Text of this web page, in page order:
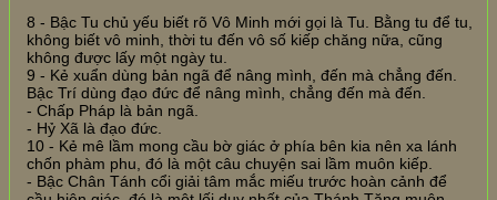
8 - Bậc Tu chủ yếu biết rõ Vô Minh mới gọi là Tu. Bằng tu để tu,
không biết vô minh, thời tu đến vô số kiếp chăng nữa, cũng
không được lấy một ngày tu.
9 - Kẻ xuẩn dùng bản ngã để nâng mình, đến mà chẳng đến.
Bậc Trí dùng đạo đức để nâng mình, chẳng đến mà đến.
- Chấp Pháp là bản ngã.
- Hỷ Xã là đạo đức.
10 - Kẻ mê lầm mong cầu bờ giác ở phía bên kia nên xa lánh
chốn phàm phu, đó là một câu chuyện sai lầm muôn kiếp.
- Bậc Chân Tánh cổi giải tâm mắc miếu trước hoàn cảnh để